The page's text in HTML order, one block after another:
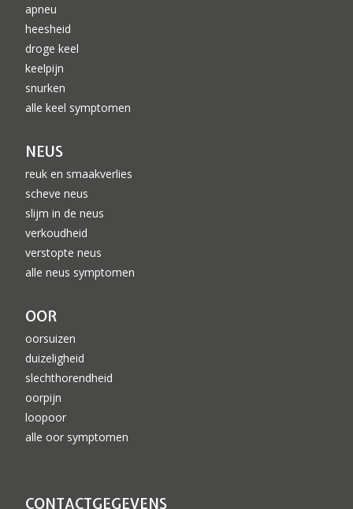
apneu
heesheid
droge keel
keelpijn
snurken
alle keel symptomen
NEUS
reuk en smaakverlies
scheve neus
slijm in de neus
verkoudheid
verstopte neus
alle neus symptomen
OOR
oorsuizen
duizeligheid
slechthorendheid
oorpijn
loopoor
alle oor symptomen
CONTACTGEGEVENS